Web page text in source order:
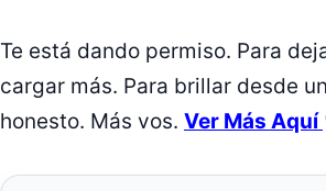
Te está dando permiso. Para
cargar más. Para brillar desde
honesto. Más vos. Ver Más Aquí